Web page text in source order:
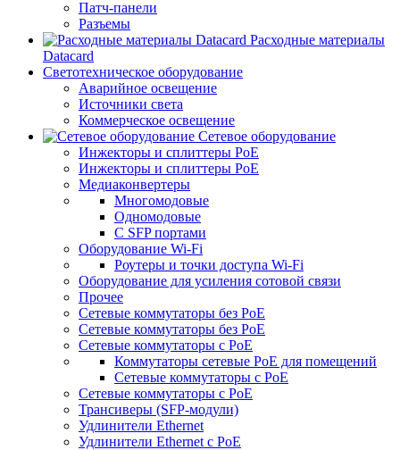
Патч-панели
Разъемы
Расходные материалы
Datacard
Светотехническое оборудование
Аварийное освещение
Источники света
Коммерческое освещение
Сетевое оборудование
Инжекторы и сплиттеры PoE
Инжекторы и сплиттеры РоЕ
Медиаконвертеры
Многомодовые
Одномодовые
С SFP портами
Оборудование Wi-Fi
Роутеры и точки доступа Wi-Fi
Оборудование для усиления сотовой связи
Прочее
Сетевые коммутаторы без PoE
Сетевые коммутаторы без РоЕ
Сетевые коммутаторы с PoE
Коммутаторы сетевые PoE для помещений
Сетевые коммутаторы с PoE
Сетевые коммутаторы с РоЕ
Трансиверы (SFP-модули)
Удлинители Ethernet
Удлинители Ethernet с PoE